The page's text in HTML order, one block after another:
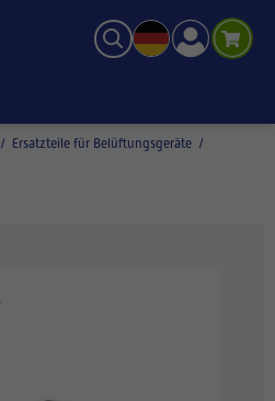
/ Ersatzteile für Belüftungsgeräte /